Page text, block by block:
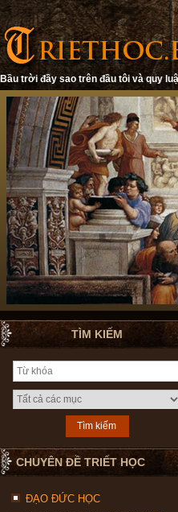
Bầu trời đầy sao trên đầu tôi và quy
TÌM KIẾM
CHUYÊN ĐỀ TRIẾT HỌC
ĐẠO ĐỨC HỌC